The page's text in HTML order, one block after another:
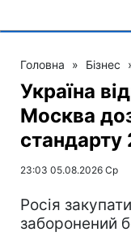
Головна » Бізнес
Україна
Москва
стандарту
23:03 05.08.2026 Ср
Росія
заборонений